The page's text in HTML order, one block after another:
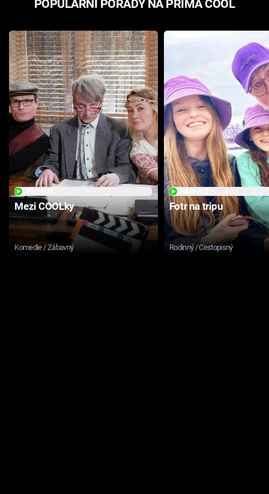
POPULÁRNÍ POŘADY NA PRIMA COOL
Mezi COOLky
Komedie / Zábavný
Fotr na tripu
Rodinný / Cestopisný